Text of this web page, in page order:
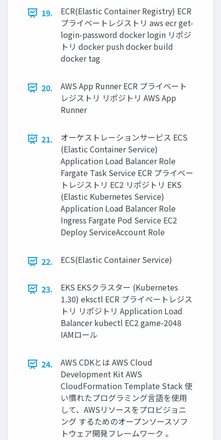
19.
ECR(Elastic Container Registry) ECR
プライベートレジストリ aws ecr get-
login-password docker login リポジ
トリ docker push docker build
docker tag
20.
AWS App Runner ECR プライベート
レジストリ リポジトリ AWS App
Runner
21.
オーケストレーションサービス ECS
(Elastic Container Service)
Application Load Balancer Role
Fargate Task Service ECR プライベー
トレジストリ EC2 リポジトリ EKS
(Elastic Kubernetes Service)
Application Load Balancer Role
Ingress Fargate Pod Service EC2
Deploy ServiceAccount Role
22. ECS(Elastic Container Service)
23.
EKS EKSクラスター (Kubernetes
1.30) eksctl ECR プライベートレジス
トリ リポジトリ Application Load
Balancer kubectl EC2 game-2048
IAMロール
24.
AWS CDKとは AWS Cloud
Development Kit AWS
CloudFormation Template Stack 使
い慣れたプログラミング言語を使用
して、AWSリソースをプロビジョニ
ング するためのオープンソースソフ
トウェア開発フレームワーク 。